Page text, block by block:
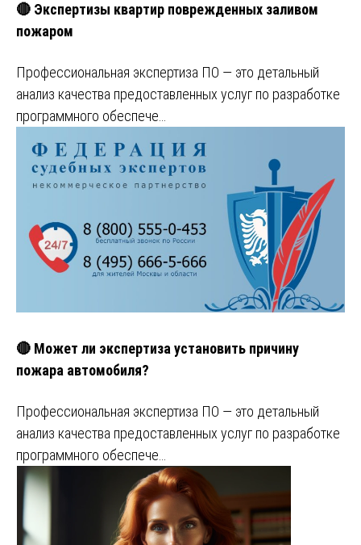
🔴 Экспертизы квартир поврежденных заливом
пожаром
Профессиональная экспертиза ПО — это детальный
анализ качества предоставленных услуг по разработке
программного обеспече…
🔴 Может ли экспертиза установить причину
пожара автомобиля?
Профессиональная экспертиза ПО — это детальный
анализ качества предоставленных услуг по разработке
программного обеспече…